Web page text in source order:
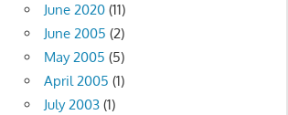
June 2020 (11)
June 2005 (2)
May 2005 (5)
April 2005 (1)
July 2003 (1)